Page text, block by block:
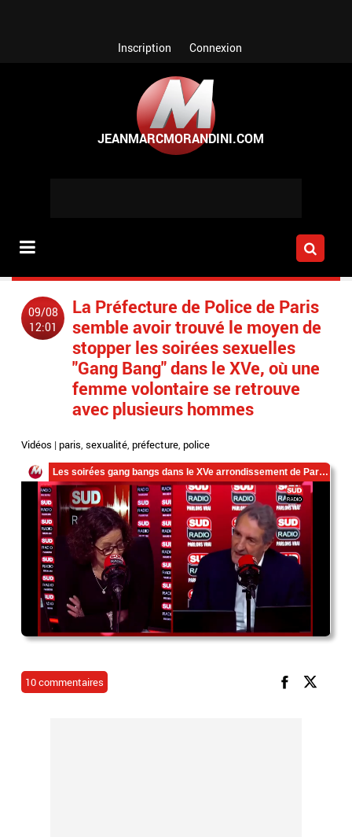
Inscription Connexion
09/08
12:01
La Préfecture de Police de Paris
semble avoir trouvé le moyen de
stopper les soirées sexuelles
"Gang Bang" dans le XVe, où une
femme volontaire se retrouve
avec plusieurs hommes
Vidéos |paris,sexualité,préfecture,police
10 commentaires